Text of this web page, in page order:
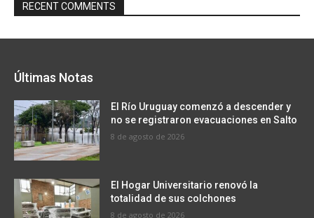
RECENT COMMENTS
Últimas Notas
El Río Uruguay comenzó a descender y
no se registraron evacuaciones en Salto
8 de agosto de 2026
El Hogar Universitario renovó la
totalidad de sus colchones
8 de agosto de 2026